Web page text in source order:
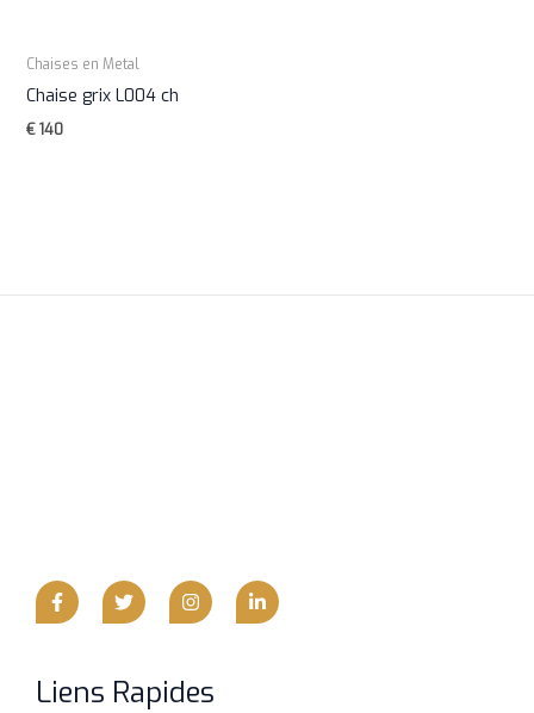
Chaises en Metal
Chaise grix L004 ch
€140
Liens Rapides